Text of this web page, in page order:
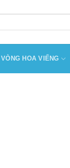
VÒNG HOA VIẾNG